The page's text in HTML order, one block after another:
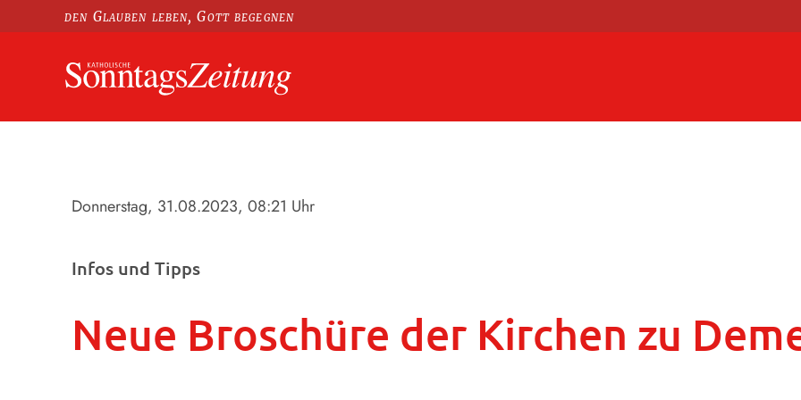
den Glauben leben, Gott begegnen
Donnerstag, 31.08.2023, 08:21 Uhr
Infos und Tipps
Neue Broschüre der Kirchen zu